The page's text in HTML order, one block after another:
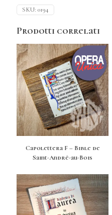
SKU: 0194
Prodotti correlati
Capolettera F – Bible de
Saint-André-au-Bois